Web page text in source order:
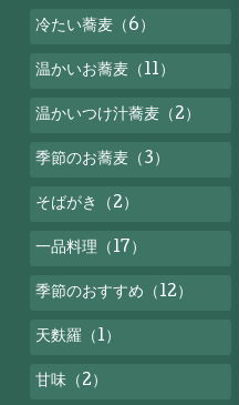
冷たい蕎麦（6）
温かいお蕎麦（11）
温かいつけ汁蕎麦（2）
季節のお蕎麦（3）
そばがき（2）
一品料理（17）
季節のおすすめ（12）
天麩羅（1）
甘味（2）